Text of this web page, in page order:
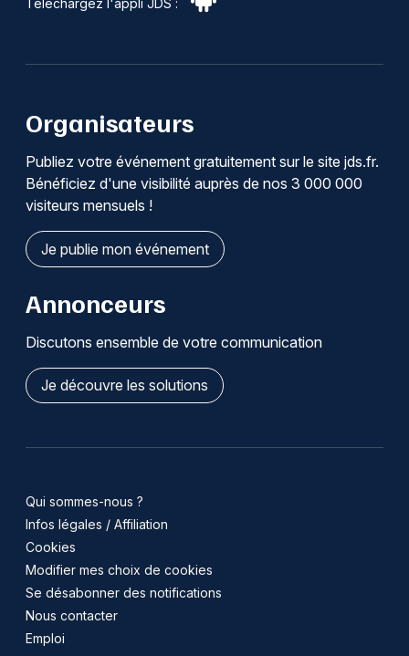
Téléchargez l'appli JDS :
Organisateurs
Publiez votre événement gratuitement sur le site jds.fr.
Bénéficiez d'une visibilité auprès de nos 3 000 000
visiteurs mensuels !
Je publie mon événement
Annonceurs
Discutons ensemble de votre communication
Je découvre les solutions
Qui sommes-nous ?
Infos légales / Affiliation
Cookies
Modifier mes choix de cookies
Se désabonner des notifications
Nous contacter
Emploi